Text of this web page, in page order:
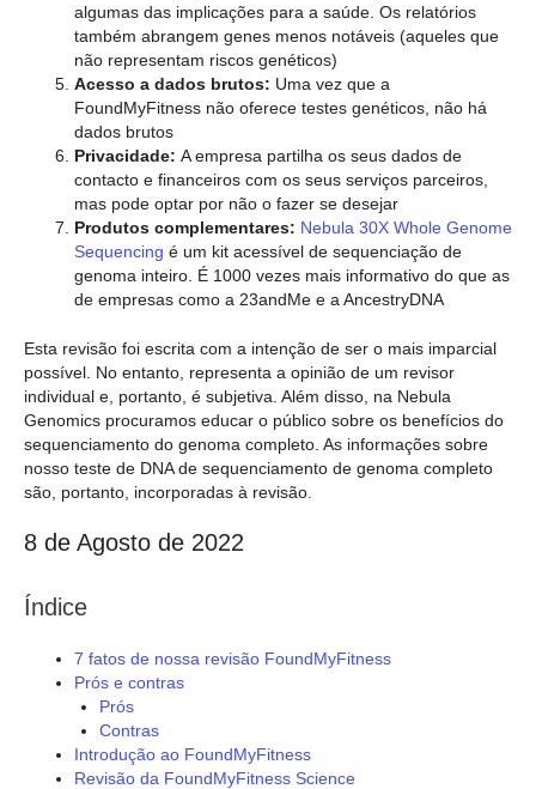
algumas das implicações para a saúde. Os relatórios
também abrangem genes menos notáveis (aqueles que
não representam riscos genéticos)
Acesso a dados brutos: Uma vez que a
FoundMyFitness não oferece testes genéticos, não há
dados brutos
Privacidade: A empresa partilha os seus dados de
contacto e financeiros com os seus serviços parceiros,
mas pode optar por não o fazer se desejar
Produtos complementares: Nebula 30X Whole Genome
Sequencing é um kit acessível de sequenciação de
genoma inteiro. É 1000 vezes mais informativo do que as
de empresas como a 23andMe e a AncestryDNA
Esta revisão foi escrita com a intenção de ser o mais imparcial
possível. No entanto, representa a opinião de um revisor
individual e, portanto, é subjetiva. Além disso, na Nebula
Genomics procuramos educar o público sobre os benefícios do
sequenciamento do genoma completo. As informações sobre
nosso teste de DNA de sequenciamento de genoma completo
são, portanto, incorporadas à revisão.
8 de Agosto de 2022
Índice
7 fatos de nossa revisão FoundMyFitness
Prós e contras
Prós
Contras
Introdução ao FoundMyFitness
Revisão da FoundMyFitness Science